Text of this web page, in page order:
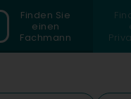
Finden Sie
einen
Fachmann